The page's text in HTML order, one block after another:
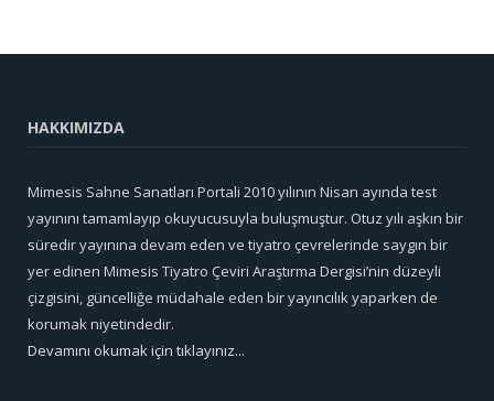
HAKKIMIZDA
Mimesis Sahne Sanatları Portali 2010 yılının Nisan ayında test
yayınını tamamlayıp okuyucusuyla buluşmuştur. Otuz yılı aşkın bir
süredir yayınına devam eden ve tiyatro çevrelerinde saygın bir
yer edinen Mimesis Tiyatro Çeviri Araştırma Dergisi’nin düzeyli
çizgisini, güncelliğe müdahale eden bir yayıncılık yaparken de
korumak niyetindedir.
Devamını okumak için tıklayınız...